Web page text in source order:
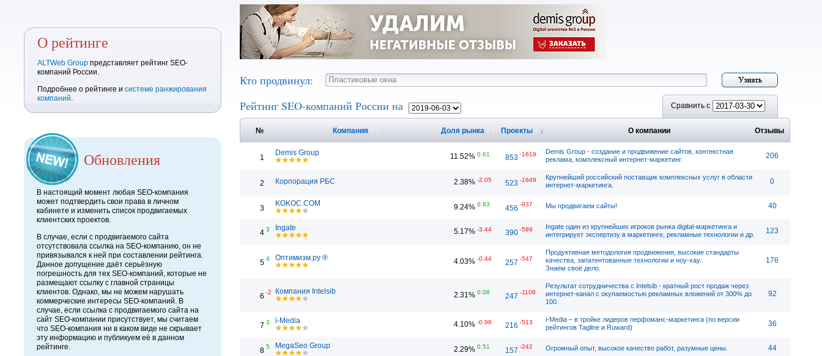
О рейтинге
ALTWeb Group представляет рейтинг SEO-
компаний России.
Подробнее о рейтинге и системе ранжирования
компаний.
Обновления
В настоящий момент любая SEO-компания
может подтвердить свои права в личном
кабинете и изменить список продвигаемых
клиентских проектов.
В случае, если с продвигаемого сайта
отсутствовала ссылка на SEO-компанию, он не
привязывался к ней при составлении рейтинга.
Данное допущение даёт серьёзную
погрешность для тех SEO-компаний, которые не
размещают ссылку с главной страницы
клиентов. Однако, мы не можем нарушать
коммерческие интересы SEO-компаний. В
случае, если ссылка с продвигаемого сайта на
сайт SEO-компании присутствует, мы считаем
что SEO-компания ни в каком виде не скрывает
эту информацию и публикуем её в данном
рейтинге.
Кто продвинул:
Рейтинг SEO-компаний России на
Сравнить с
№ Компания Доля рынка Проекты ↓ О компании Отзывы
1
Demis Group 11.52% 0.61 853 -1619
Demis Group - cоздание и продвижение сайтов, контекстная
реклама, комплексный интернет-маркетинг.
206
2 Корпорация РБС 2.38% -2.05 523 -1649
Крупнейший российский поставщик комплексных услуг в области
интернет-маркетинга.
0
3
KOKOC.COM 9.24% 0.83 456 -937 Мы продвигаем сайты! 40
4 3 Ingate 5.17% -3.44 390 -589
Ingate один из крупнейших игроков рынка digital-маркетинга и
интегрирует экспертизу в маркетинге, рекламные технологии и др.
123
5 4 Оптимизм.ру ® 4.03% -0.44 257 -547
Продуктивная методология продвижения, высокие стандарты
качества, запатентованные технологии и ноу-хау.
Знаем своё дело.
176
6 -2 Компания Intelsib 2.31% 0.08 247 -1109
Результат сотрудничества с Intelsib - кратный рост продаж через
интернет-канал с окупаемостью рекламных вложений от 300% до
100
92
7 3 i-Media 4.10% -0.98 216 -513
i-Media – в тройке лидеров перфоманс-маркетинга (по версии
рейтингов Tagline и Ruward)
36
8 5 MegaSeo Group 2.29% 0.51 157 -242 Огромный опыт, высокое качество работ, разумные цены. 44